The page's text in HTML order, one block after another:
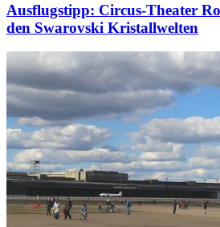
Ausflugstipp: Circus-Theater
den Swarovski Kristallwelten